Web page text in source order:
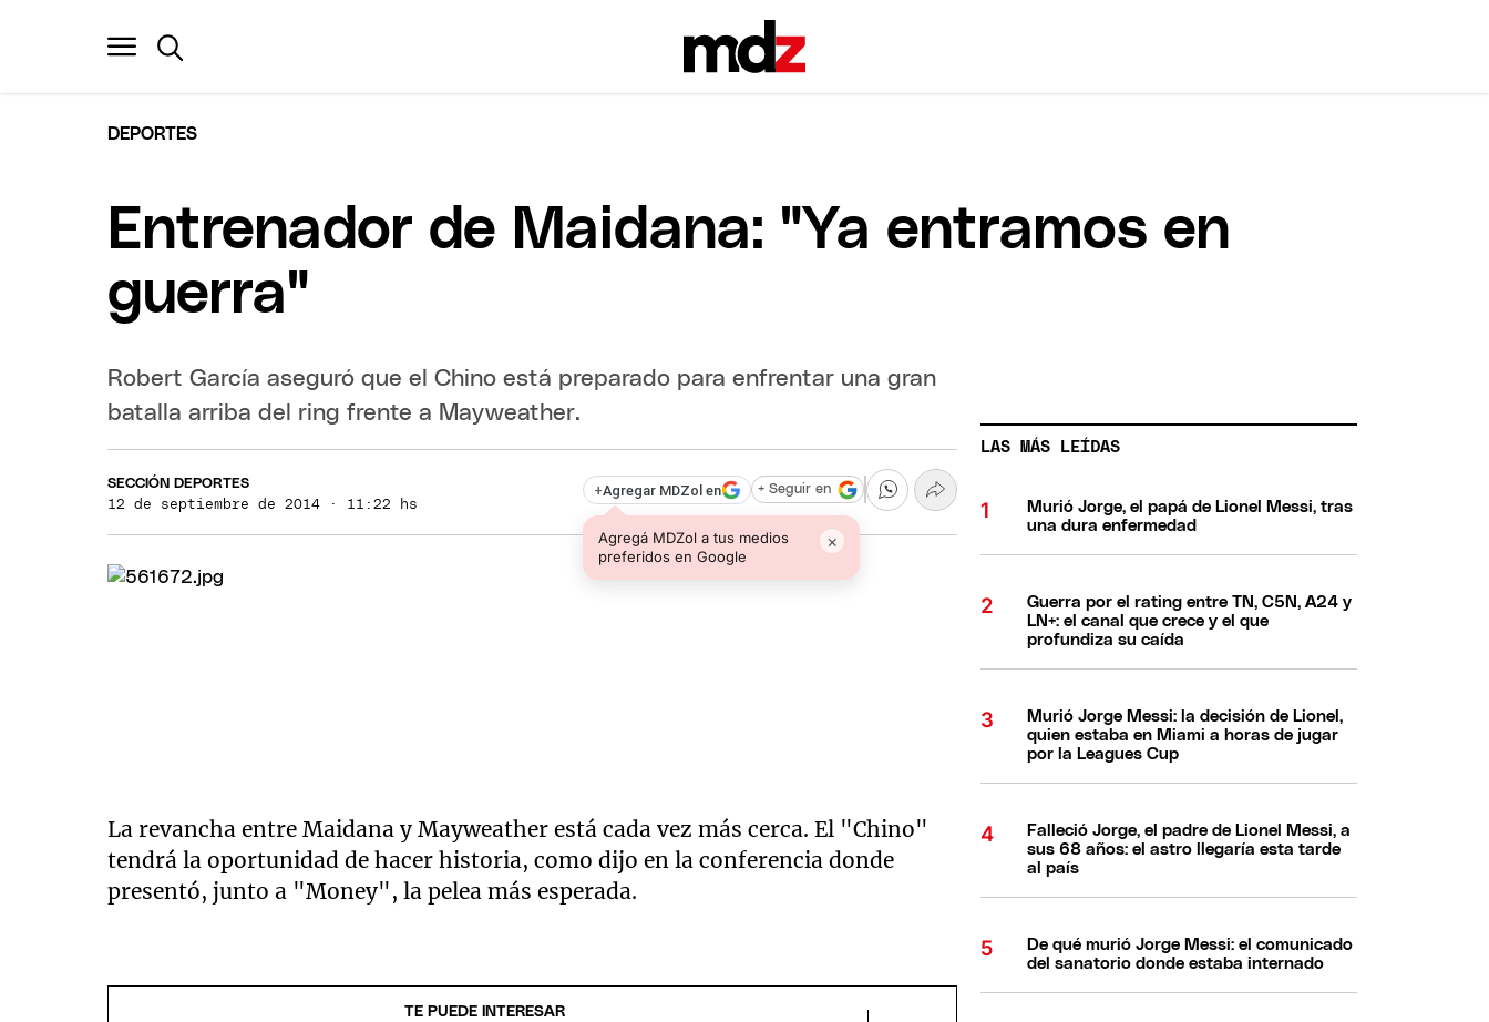
DEPORTES
Entrenador de Maidana: "Ya entramos en
guerra"
Robert García aseguró que el Chino está preparado para enfrentar una gran
batalla arriba del ring frente a Mayweather.
SECCIÓN DEPORTES
12 de septiembre de 2014 · 11:22 hs
+Agregar MDZol en
Agregá MDZol a tus medios
preferidos en Google
×
+ Seguir en
La revancha entre Maidana y Mayweather está cada vez más cerca. El "Chino"
tendrá la oportunidad de hacer historia, como dijo en la conferencia donde
presentó, junto a "Money", la pelea más esperada.
TE PUEDE INTERESAR
LAS MÁS LEÍDAS
Murió Jorge, el papá de Lionel Messi, tras
una dura enfermedad
Guerra por el rating entre TN, C5N, A24 y
LN+: el canal que crece y el que
profundiza su caída
Murió Jorge Messi: la decisión de Lionel,
quien estaba en Miami a horas de jugar
por la Leagues Cup
Falleció Jorge, el padre de Lionel Messi, a
sus 68 años: el astro llegaría esta tarde
al país
De qué murió Jorge Messi: el comunicado
del sanatorio donde estaba internado